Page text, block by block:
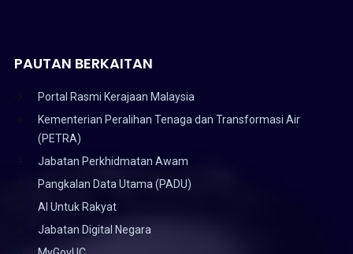
PAUTAN BERKAITAN
Portal Rasmi Kerajaan Malaysia
Kementerian Peralihan Tenaga dan Transformasi Air
(PETRA)
Jabatan Perkhidmatan Awam
Pangkalan Data Utama (PADU)
AI Untuk Rakyat
Jabatan Digital Negara